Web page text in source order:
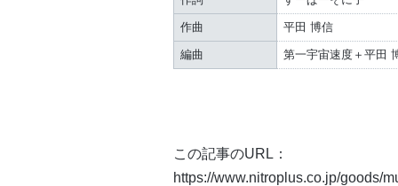
作曲 平田 博信
編曲 第一宇宙速度＋平田
この記事のURL：
https://www.nitroplus.co.jp/goods/